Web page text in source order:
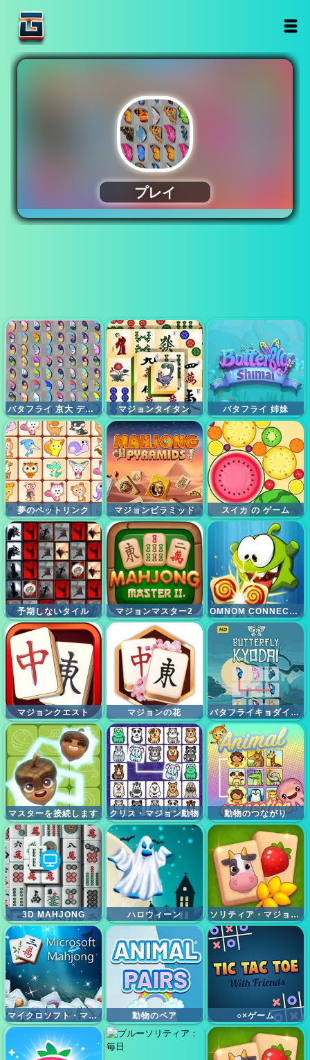
バタフライ 京大 デラックス マジョンタイタン バタフライ 姉妹
夢のペットリンク マジョンピラミッド スイカ の ゲーム
予期しないタイル マジョンマスター2 OMNOM CONNECT CLASSIC
マジョンクエスト マジョンの花 バタフライキョダイHD
マスターを接続します クリス・マジョン動物 動物のつながり
3D MAHJONG ハロウィーン ソリティア・マジョン農場
マイクロソフト・マジョン 動物のペア ○×ゲーム